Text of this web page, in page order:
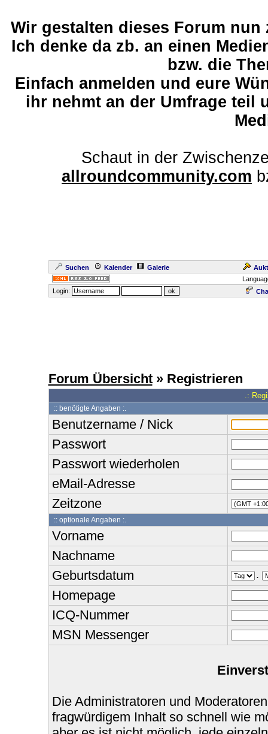
Wir gestalten dieses Forum
Ich denke da zb. an einen
bzw. die
Einfach anmelden und eure
ihr nehmt an der Umfrage teil
Schaut in der
allroundcommunity.com
Suchen Kalender Galerie
Login:
Forum Übersicht» Registrieren
.:
:: benötigte Angaben :.
Benutzername / Nick
Passwort
Passwort wiederholen
eMail-Adresse
Zeitzone
:: optionale Angaben :.
Vorname
Nachname
Geburtsdatum
.
Homepage
ICQ-Nummer
MSN Messenger
Die Administratoren und
fragwürdigem Inhalt so schnell wie